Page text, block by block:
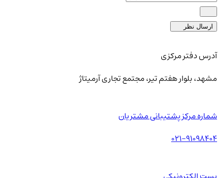
ارسال نظر
آدرس دفتر مرکزی
مشهد، بلوار هفتم تیر، مجتمع تجاری آرمیتاژ
شماره مرکز پشتیبانی مشتریان
021-91098404